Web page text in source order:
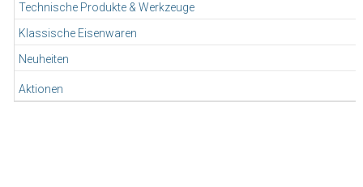
Technische Produkte & Werkzeuge
Klassische Eisenwaren
Neuheiten
Aktionen